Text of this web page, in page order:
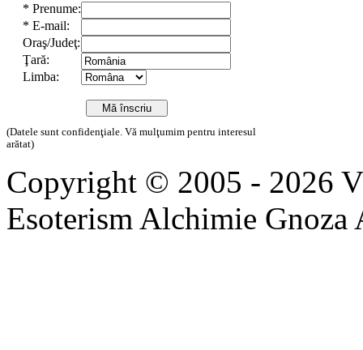
* Prenume:
* E-mail:
Oraş/Judeţ:
Ţară:
Limba:
(Datele sunt confidenţiale. Vă mulţumim pentru interesul
arătat)
Copyright © 2005 - 2026
Esoterism Alchimie